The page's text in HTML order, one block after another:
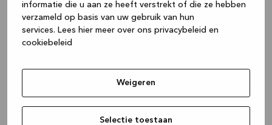
informatie die u aan ze heeft verstrekt of die ze hebben
verzameld op basis van uw gebruik van hun
services. Lees hier meer over ons privacybeleid en
cookiebeleid
Weigeren
Selectie toestaan
(see the browser console for more
information).